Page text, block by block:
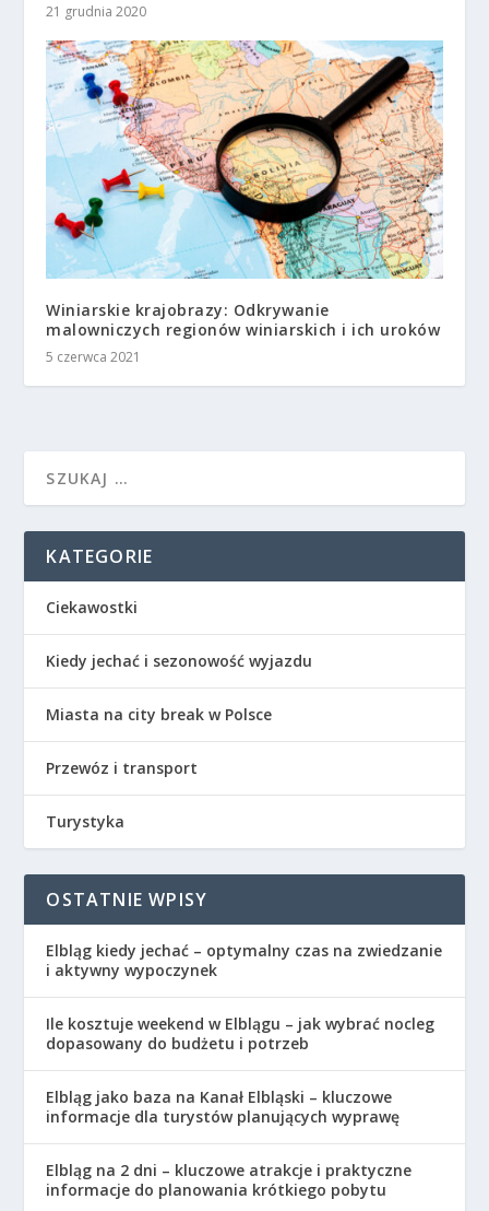
21 grudnia 2020
Winiarskie krajobrazy: Odkrywanie
malowniczych regionów winiarskich i ich uroków
5 czerwca 2021
KATEGORIE
Ciekawostki
Kiedy jechać i sezonowość wyjazdu
Miasta na city break w Polsce
Przewóz i transport
Turystyka
OSTATNIE WPISY
Elbląg kiedy jechać – optymalny czas na zwiedzanie
i aktywny wypoczynek
Ile kosztuje weekend w Elblągu – jak wybrać nocleg
dopasowany do budżetu i potrzeb
Elbląg jako baza na Kanał Elbląski – kluczowe
informacje dla turystów planujących wyprawę
Elbląg na 2 dni – kluczowe atrakcje i praktyczne
informacje do planowania krótkiego pobytu